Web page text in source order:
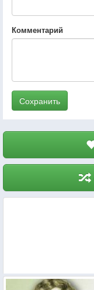
Комментарий
Сохранить